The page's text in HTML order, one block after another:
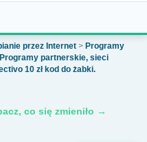
przez Internet > Programy
Programy partnerskie, sieci
10 zł kod do żabki.
co się zmieniło →